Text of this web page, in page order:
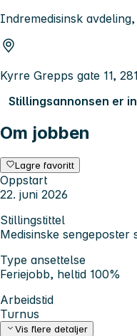
Indremedisinsk
Kyrre Grepps gate 11,
Stillingsannonsen er
Om jobben
Lagre favoritt
Oppstart
22. juni 2026
Stillingstittel
Medisinske
Type ansettelse
Feriejobb, heltid 100%
Arbeidstid
Turnus
Vis flere detaljer